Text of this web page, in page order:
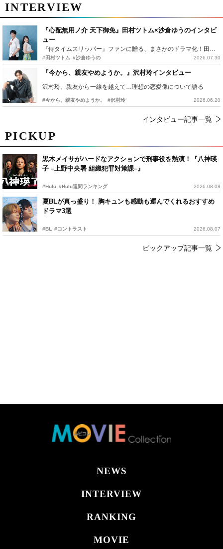
PICKUP
黒木メイサがハードなアクションで刑事役を熱演！『八神瑛
子 –上野中央署 組織犯罪対策課–』
#Hulu #Hulu週間ランキング 2026.08.08
夏BLが真っ盛り！ 胸キュンも感動も運んでくれるおすすめ
ドラマ3選
#BL #コントラスト 2026.08.07
ピックアップ記事一覧
INTERVIEW
『心配無用ノ介 天下御免』田村ツトム×沙倉ゆうのインタビ
ュー
『侍タイムスリッパー』ファンに贈る、まさかのドラマ化！田村ツトム×沙倉ゆうのが語る『心配無用ノ介』撮影秘話
#田村ツトム #沙倉ゆうの 2026.07.30
『今から、親友やめようか。』沢村玲インタビュー
沢村玲、親友から一線を越えて…理想の恋愛像について語る
#今から、親友やめようか。 #沢村玲 2026.06.20
インタビュー記事一覧
NEWS
INTERVIEW
RANKING
MOVIE